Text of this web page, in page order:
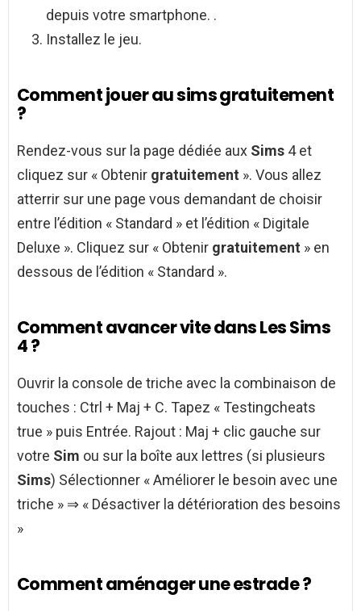
depuis votre smartphone. .
Installez le jeu.
Comment jouer au sims gratuitement
?
Rendez-vous sur la page dédiée aux Sims 4 et
cliquez sur « Obtenir gratuitement ». Vous allez
atterrir sur une page vous demandant de choisir
entre l’édition « Standard » et l’édition « Digitale
Deluxe ». Cliquez sur « Obtenir gratuitement » en
dessous de l’édition « Standard ».
Comment avancer vite dans Les Sims
4 ?
Ouvrir la console de triche avec la combinaison de
touches : Ctrl + Maj + C. Tapez « Testingcheats
true » puis Entrée. Rajout : Maj + clic gauche sur
votre Sim ou sur la boîte aux lettres (si plusieurs
Sims) Sélectionner « Améliorer le besoin avec une
triche » ⇒ « Désactiver la détérioration des besoins
»
Comment aménager une estrade ?